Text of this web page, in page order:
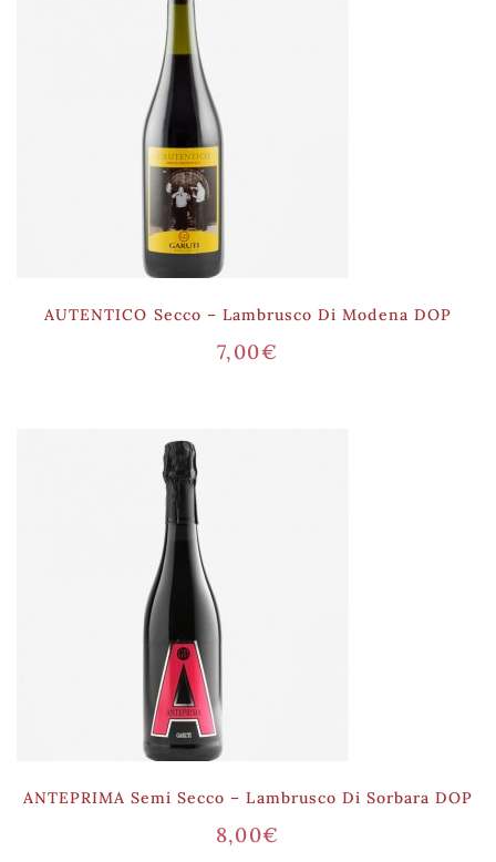
AUTENTICO Secco – Lambrusco Di Modena DOP
7,00€
ANTEPRIMA Semi Secco – Lambrusco Di Sorbara DOP
8,00€